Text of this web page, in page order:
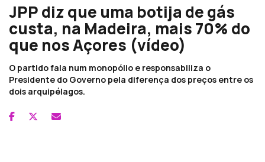
JPP diz que uma botija de gás
custa, na Madeira, mais 70% do
que nos Açores (vídeo)
O partido fala num monopólio e responsabiliza o
Presidente do Governo pela diferença dos preços entre os
dois arquipélagos.